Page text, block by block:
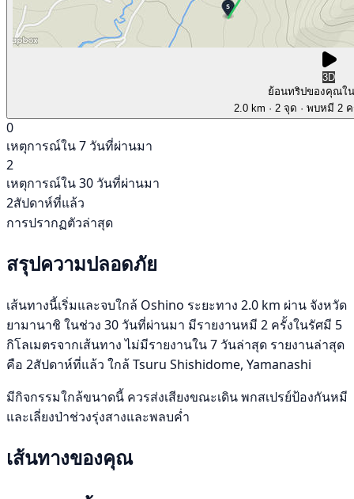
3D
ย้อนทริปของคุณใ
2.0 km · 2 จุด · พบหมี 2
0
เหตุการณ์ใน 7 วันที่ผ่านมา
2
เหตุการณ์ใน 30 วันที่ผ่านมา
2สัปดาห์ที่แล้ว
การปรากฏตัวล่าสุด
สรุปความปลอดภัย
เส้นทางนี้เริ่มและจบใกล้ Oshino ระยะทาง 2.0 km ผ่าน จังหวัด
ยามานาชิ ในช่วง 30 วันที่ผ่านมา มีรายงานหมี 2 ครั้งในรัศมี 5
กิโลเมตรจากเส้นทาง ไม่มีรายงานใน 7 วันล่าสุด รายงานล่าสุด
คือ 2สัปดาห์ที่แล้ว ใกล้ Tsuru Shishidome, Yamanashi
มีกิจกรรมใกล้ขนาดนี้ ควรส่งเสียงขณะเดิน พกสเปรย์ป้องกันหมี
และเลี่ยงป่าช่วงรุ่งสางและพลบค่ำ
เส้นทางของคุณ